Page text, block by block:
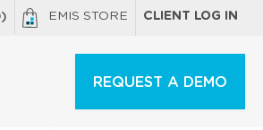
) EMIS STORE CLIENT LOG IN
REQUEST A DEMO